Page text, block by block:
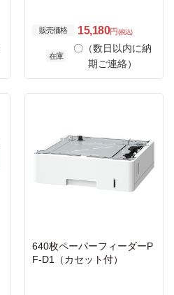
販売価格 15,180円 (税込)
在庫
〇（数日以内に納
期ご連絡）
640枚ペーパーフィーダーP
F-D1（カセット付）